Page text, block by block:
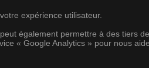
expérience utilisateur.
également permettre à des tiers
« Google Analytics » pour nous